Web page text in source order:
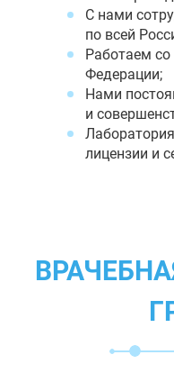
С нами
по всей
Работаем
Федерации;
Нами
и
лицензии и